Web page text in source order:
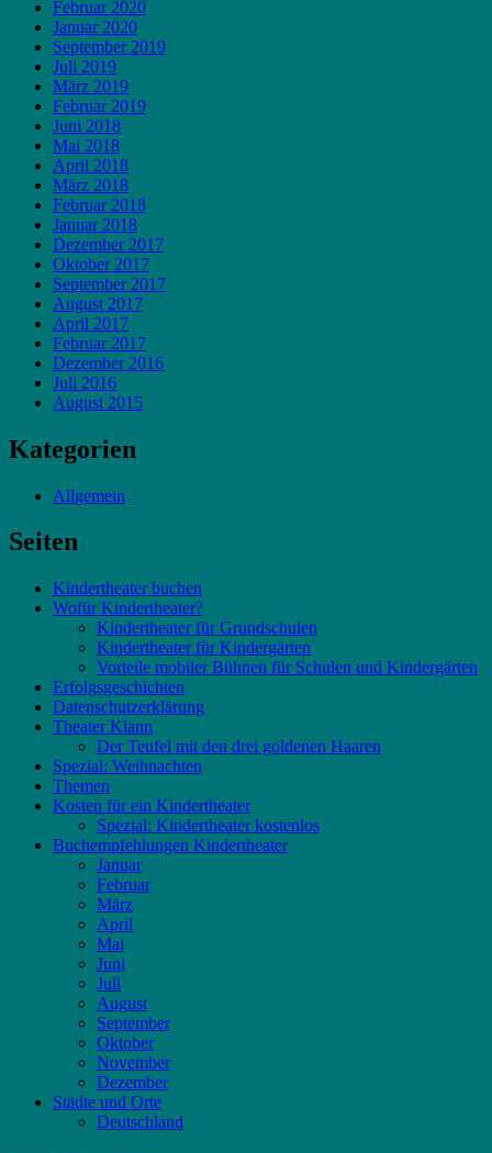
Februar 2020
Januar 2020
September 2019
Juli 2019
März 2019
Februar 2019
Juni 2018
Mai 2018
April 2018
März 2018
Februar 2018
Januar 2018
Dezember 2017
Oktober 2017
September 2017
August 2017
April 2017
Februar 2017
Dezember 2016
Juli 2016
August 2015
Kategorien
Allgemein
Seiten
Kindertheater buchen
Wofür Kindertheater?
Kindertheater für Grundschulen
Kindertheater für Kindergärten
Vorteile mobiler Bühnen für Schulen und Kindergärten
Erfolgsgeschichten
Datenschutzerklärung
Theater Klann
Der Teufel mit den drei goldenen Haaren
Spezial: Weihnachten
Themen
Kosten für ein Kindertheater
Spezial: Kindertheater kostenlos
Buchempfehlungen Kindertheater
Januar
Februar
März
April
Mai
Juni
Juli
August
September
Oktober
November
Dezember
Städte und Orte
Deutschland